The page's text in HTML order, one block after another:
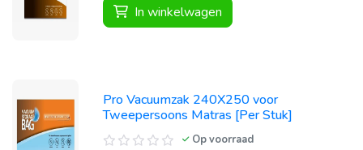
In winkelwagen
Pro Vacuumzak 240X250 voor
Tweepersoons Matras [Per Stuk]
Op voorraad